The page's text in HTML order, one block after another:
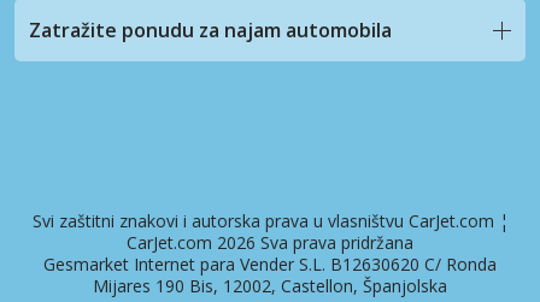
Zatražite ponudu za najam automobila
Svi zaštitni znakovi i autorska prava u vlasništvu CarJet.com ¦
CarJet.com 2026 Sva prava pridržana
Gesmarket Internet para Vender S.L. B12630620 C/ Ronda
Mijares 190 Bis, 12002, Castellon, Španjolska